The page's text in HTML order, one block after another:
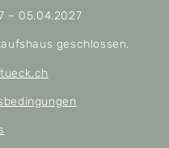
– 05.04.2027
geschlossen.